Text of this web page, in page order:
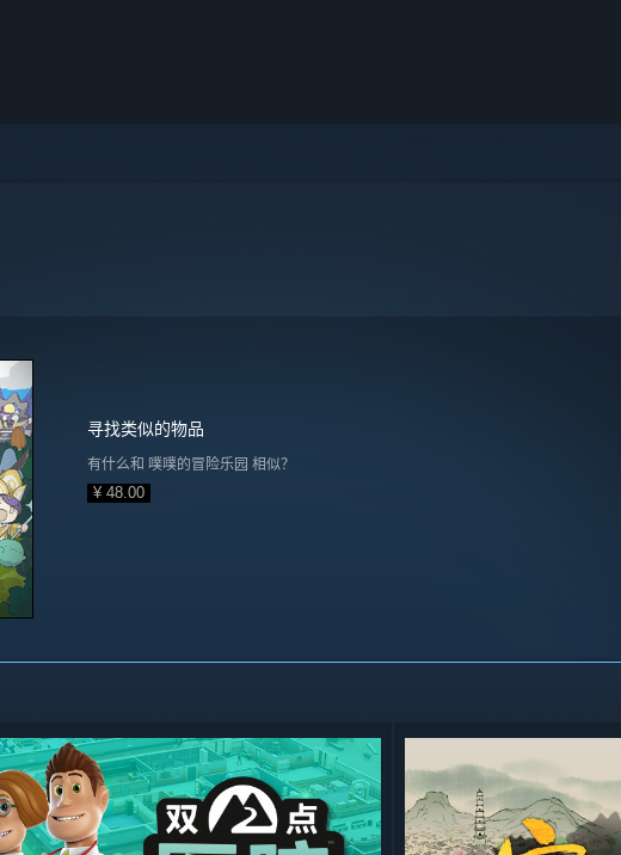
寻找类似的物品
有什么和 噗噗的冒险乐园 相似？
¥ 48.00